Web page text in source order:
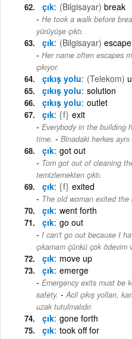
çık (Bilgisayar) break
He took a walk before
yürüyüşe çıktı.
çık (Bilgisayar) escape
Her name often escapes
çıkıyor.
çıkış yolu (Telekom)
çıkış yolu solution
çıkış yolu outlet
çık {f} exit
Everybody in the building
time. - Binadaki herkes aynı
çık got out
Tom got out of cleaning
temizlemekten çıktı.
çık {f} exited
The old woman exited the
çık went forth
çık go out
I can't go out because I
çıkamam çünkü çok ödevim
çık move up
çık emerge
Emergency exits must be
safety. - Acil çıkış yolları,
uzak tutulmalıdır.
çık gone forth
çık took off for